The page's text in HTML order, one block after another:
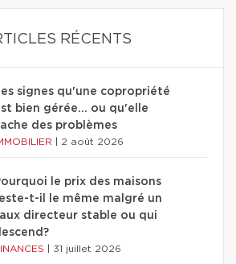
RÉCENTS
signes qu'une copropriété
bien gérée… ou qu'elle
des problèmes
2 août 2026
le prix des maisons
t-il le même malgré un
directeur stable ou qui
31 juillet 2026